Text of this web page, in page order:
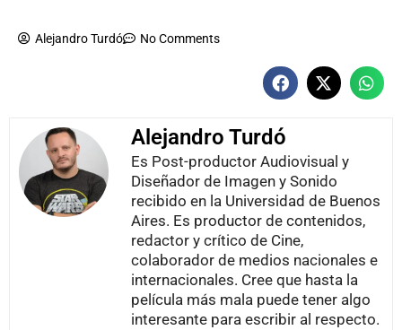
Alejandro Turdó No Comments
Alejandro Turdó
Es Post-productor Audiovisual y
Diseñador de Imagen y Sonido
recibido en la Universidad de Buenos
Aires. Es productor de contenidos,
redactor y crítico de Cine,
colaborador de medios nacionales e
internacionales. Cree que hasta la
película más mala puede tener algo
interesante para escribir al respecto.